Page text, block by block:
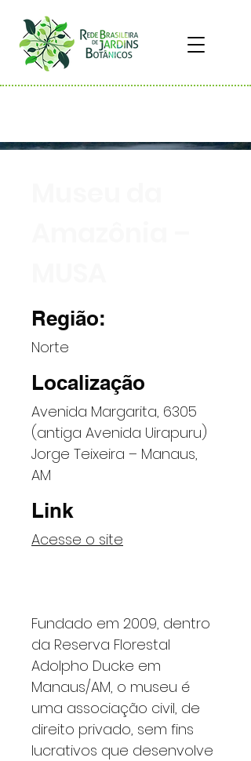
Região:
Norte
Localização
Avenida Margarita, 6305
(antiga Avenida Uirapuru)
Jorge Teixeira – Manaus,
AM
Link
Acesse o site
Fundado em 2009, dentro
da Reserva Florestal
Adolpho Ducke em
Manaus/AM, o museu é
uma associação civil, de
direito privado, sem fins
lucrativos que desenvolve